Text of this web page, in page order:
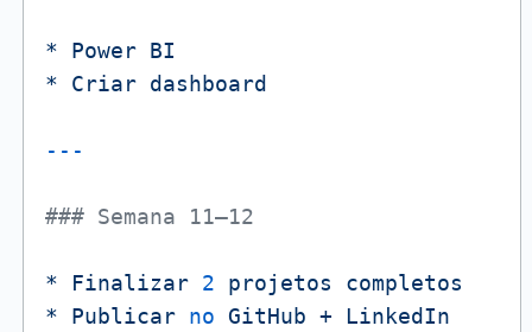
* Power BI
*
Criar dashboard
### Semana 11–12
* Finalizar 2 projetos
completos
*
Publicar no GitHub + LinkedIn